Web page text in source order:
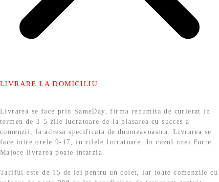
LIVRARE LA DOMICILIU
Livrarea se face prin SameDay, firma renumita de curierat in
termen de 3-5 zile lucratoare de la plasarea cu succes a
comenzii, la adresa specificata de dumneavoastra. Livrarea se
face intre orele 9-17, in zilele lucratoare. In cazul unei Forte
Majore livrarea poate intarzia.
Tariful este de 15 de lei pentru un colet, iar toate comenzile cu